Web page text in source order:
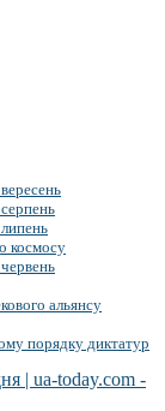
космосу
альянсу
порядку диктатур